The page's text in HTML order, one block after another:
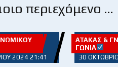
περιεχόμενο …
2024 21:41
ΑΤΆΚΑΣ &
ΓΩΝΊΑ
30